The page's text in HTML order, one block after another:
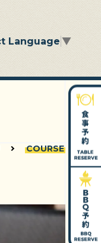
Language ▼
COURSE